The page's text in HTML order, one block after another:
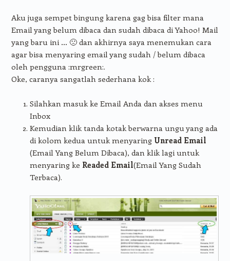
Aku juga sempet bingung karena gag bisa filter mana
Email yang belum dibaca dan sudah dibaca di Yahoo! Mail
yang baru ini … 🙁 dan akhirnya saya menemukan cara
agar bisa menyaring email yang sudah / belum dibaca
oleh pengguna :mrgreen:.
Oke, caranya sangatlah sederhana kok :
Silahkan masuk ke Email Anda dan akses menu
Inbox
Kemudian klik tanda kotak berwarna ungu yang ada
di kolom kedua untuk menyaring Unread Email
(Email Yang Belum Dibaca), dan klik lagi untuk
menyaring ke Readed Email(Email Yang Sudah
Terbaca).